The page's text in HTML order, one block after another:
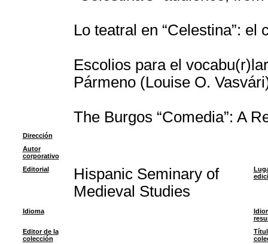
Lo teatral en “Celestina”: el
Escolios para el
Pármeno (Louise O.
The Burgos “Comedia”: A
Dirección
Autor
corporativo
Editorial
Hispanic Seminary of
Medieval Studies
Idioma
Editor de la
colección